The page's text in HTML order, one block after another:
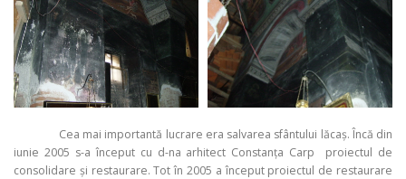
Cea mai importantă lucrare era salvarea sfântului lăcaş. Încă din
iunie 2005 s-a început cu d-na arhitect Constanţa Carp proiectul de
consolidare şi restaurare. Tot în 2005 a început proiectul de restaurare